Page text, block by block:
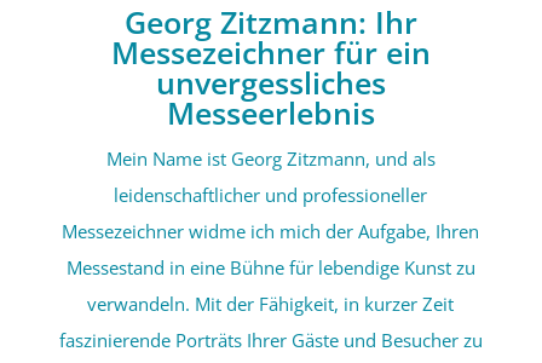
Georg Zitzmann: Ihr
Messezeichner für ein
unvergessliches
Messeerlebnis
Mein Name ist Georg Zitzmann, und als
leidenschaftlicher und professioneller
Messezeichner widme ich mich der Aufgabe, Ihren
Messestand in eine Bühne für lebendige Kunst zu
verwandeln. Mit der Fähigkeit, in kurzer Zeit
faszinierende Porträts Ihrer Gäste und Besucher zu